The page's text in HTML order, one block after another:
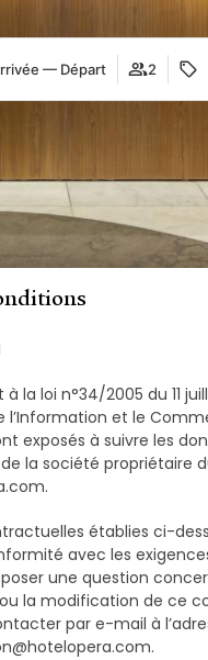
— Départ 2
la loi n°34/2005 du 11
l’Information et le
exposés à suivre les
la société propriétaire
établies ci-
avec les
une question
la modification de ce
par e-mail à